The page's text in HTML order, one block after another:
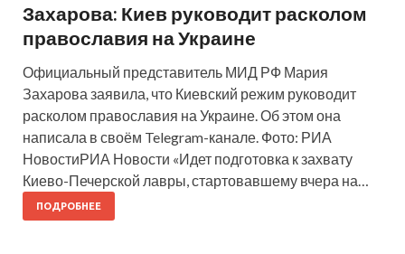
Захарова: Киев руководит расколом
православия на Украине
Официальный представитель МИД РФ Мария
Захарова заявила, что Киевский режим руководит
расколом православия на Украине. Об этом она
написала в своём Telegram-канале. Фото: РИА
НовостиРИА Новости «Идет подготовка к захвату
Киево-Печерской лавры, стартовавшему вчера на…
ПОДРОБНЕЕ